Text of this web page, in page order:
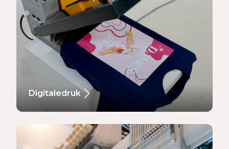
Digitaledruk